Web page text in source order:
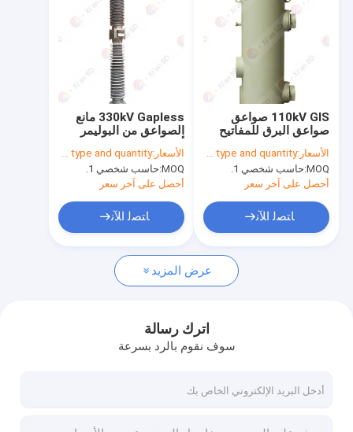
منتجات
معلومات عنا
جولة في المعمل
مراقبة الجودة
اتصل بنا
أخبار
حالات
DC صواعق
330kV Gapless مانع
الصواعق من البوليمر
أكسيد المعادن
الأسعار:To be determined by type and quantity.
MOQ: حاسب شخصي 1.
أحصل على آخر سعر
ﺎﺘﺼﻟ ﺍﻶﻧ
110kV GIS صواعق
صواعق البرق للمفاتيح
الكهربائية المعزولة بالغاز
SF6
الأسعار:To be determined by type and quantity.
MOQ: حاسب شخصي 1.
أحصل على آخر سعر
ﺎﺘﺼﻟ ﺍﻶﻧ
عرض المزيد
اترك رسالة
سوف نقوم بالرد بسرعة